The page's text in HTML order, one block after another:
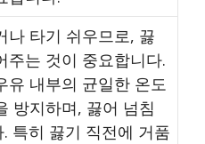
나 타기 쉬우므로, 끓
주는 것이 중요합니다.
유 내부의 균일한 온도
방지하며, 끓어 넘침
특히 끓기 직전에 거품